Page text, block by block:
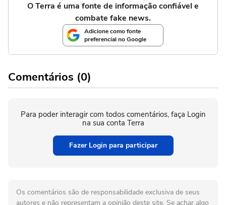
O Terra é uma fonte de informação confiável e
combate fake news.
Adicione como fonte
preferencial no Google
Comentários (0)
Para poder interagir com todos comentários, faça Login
na sua conta Terra
Fazer Login para participar
Os comentários são de responsabilidade exclusiva de seus
autores e não representam a opinião deste site. Se achar algo